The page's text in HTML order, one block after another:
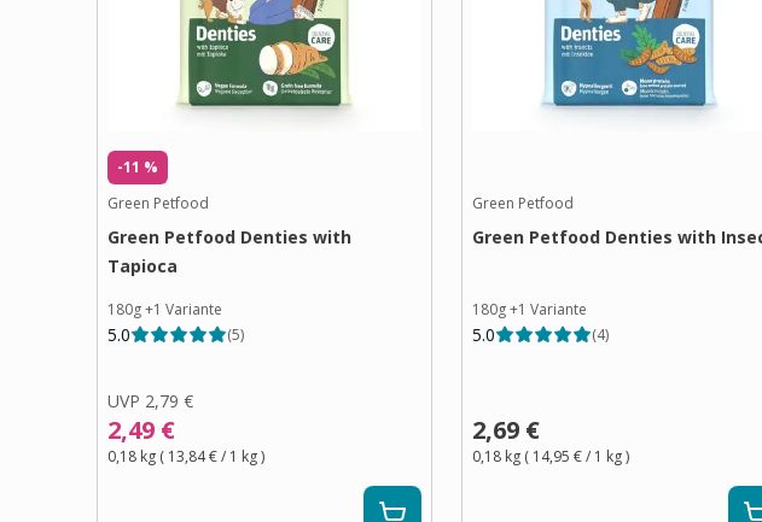
-11 %
Green Petfood
Green Petfood Denties with
Tapioca
180g+1 Variante
5.0 (5)
UVP 2,79 €
2,49 €
0,18 kg ( 13,84 €/ 1 kg)
Green Petfood
Green Petfood Denties with
180g+1 Variante
5.0 (4)
2,69 €
0,18 kg ( 14,95 €/ 1 kg)